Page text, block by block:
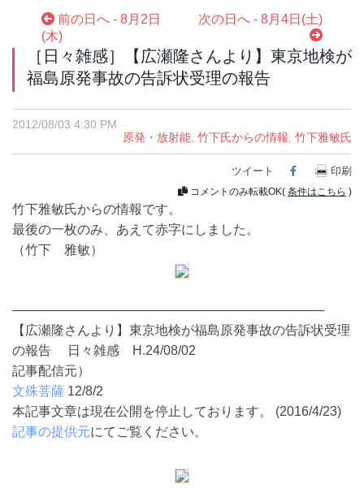
前の日へ - 8月2日
(木)
次の日へ - 8月4日(土)
［日々雑感］【広瀬隆さんより】東京地検が
福島原発事故の告訴状受理の報告
2012/08/03 4:30 PM
原発・放射能 竹下氏からの情報 竹下雅敏氏
ツイート Facebook
印刷
コメントのみ転載OK( 条件はこちら )
竹下雅敏氏からの情報です。
最後の一枚のみ、あえて赤字にしました。
（竹下 雅敏）
————————————————————————
【広瀬隆さんより】東京地検が福島原発事故の告訴状受理
の報告 日々雑感 H.24/08/02
記事配信元）
文殊菩薩 12/8/2
本記事文章は現在公開を停止しております。 (2016/4/23)
記事の提供元にてご覧ください。